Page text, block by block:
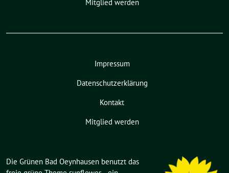
Mitglied werden
Impressum
Datenschutzerklärung
Kontakt
Mitglied werden
Die Grünen Bad Oeynhausen benutzt das